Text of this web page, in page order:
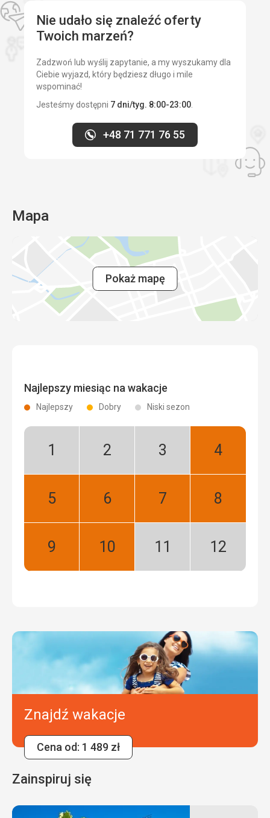
Nie udało się znaleźć oferty
Twoich marzeń?
Zadzwoń lub wyślij zapytanie, a my wyszukamy dla
Ciebie wyjazd, który będziesz długo i mile
wspominać!
Jesteśmy dostępni 7 dni/tyg. 8:00-23:00
+48 71 771 76 55
Mapa
Pokaż mapę
Najlepszy miesiąc na wakacje
Najlepszy Dobry Niski sezon
Styczeń:
Luty:
Marzec:
Kwiecień:
Maj:
Czerwiec:
Lipiec:
Sierpień:
Wrzesień:
Październik:
Listopad:
Grudzień:
Znajdź wakacje
Cena od: 1 489 zł
Zainspiruj się